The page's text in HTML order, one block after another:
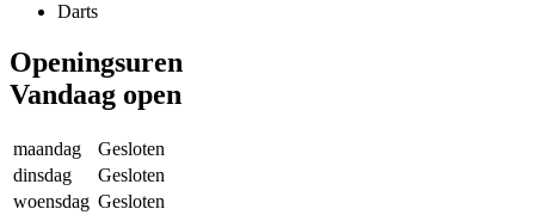
Darts
Openingsuren
Vandaag open
maandag
Gesloten
dinsdag
Gesloten
woensdag Gesloten